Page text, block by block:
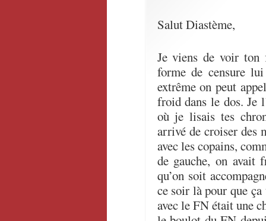
Salut Diastème,
Je viens de voir ton
forme de censure
extrême on peut
froid dans le dos. Je
où je lisais tes
arrivé de croiser des
avec les copains,
de gauche, on avait
qu’on soit
ce soir là pour que
avec le FN était une